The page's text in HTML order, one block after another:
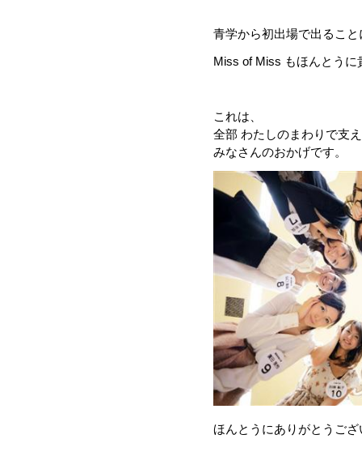
青学から初出場で出ること
Miss of Miss もほんとう
これは、
全部 わたしのまわりで支
みなさんのおかげです。
ほんとうにありがとうご